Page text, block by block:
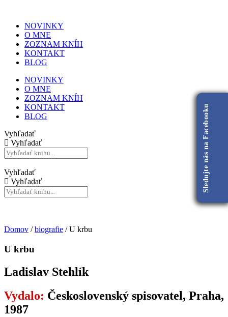
NOVINKY
O MNE
ZOZNAM KNÍH
KONTAKT
BLOG
NOVINKY
O MNE
ZOZNAM KNÍH
KONTAKT
BLOG
Vyhľadať
Vyhľadať
Vyhľadať
Vyhľadať
Domov /biografie / U krbu
U krbu
Ladislav Stehlík
Vydalo: Československý spisovatel, Praha,
1987
Sledujte nás na Facebooku